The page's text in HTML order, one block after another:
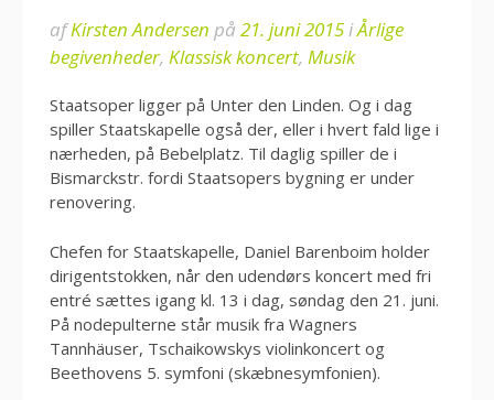
afKirsten Andersen på 21. juni 2015iÅrlige
begivenheder, Klassisk koncert, Musik
Staatsoper ligger på Unter den Linden. Og i dag
spiller Staatskapelle også der, eller i hvert fald lige i
nærheden, på Bebelplatz. Til daglig spiller de i
Bismarckstr. fordi Staatsopers bygning er under
renovering.
Chefen for Staatskapelle, Daniel Barenboim holder
dirigentstokken, når den udendørs koncert med fri
entré sættes igang kl. 13 i dag, søndag den 21. juni.
På nodepulterne står musik fra Wagners
Tannhäuser, Tschaikowskys violinkoncert og
Beethovens 5. symfoni (skæbnesymfonien).